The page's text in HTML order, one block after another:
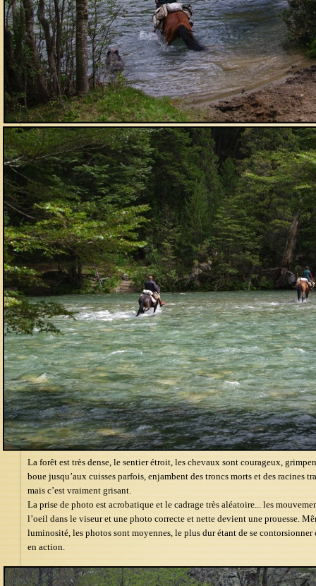
La forêt est très dense, le sentier étroit, les chevaux sont courageux,
boue jusqu’aux cuisses parfois, enjambent des troncs morts et des racines
mais c’est vraiment grisant.
La prise de photo est acrobatique et le cadrage très aléatoire... les
l’oeil dans le viseur et une photo correcte et nette devient une prouesse.
luminosité, les photos sont moyennes, le plus dur étant de se
en action.